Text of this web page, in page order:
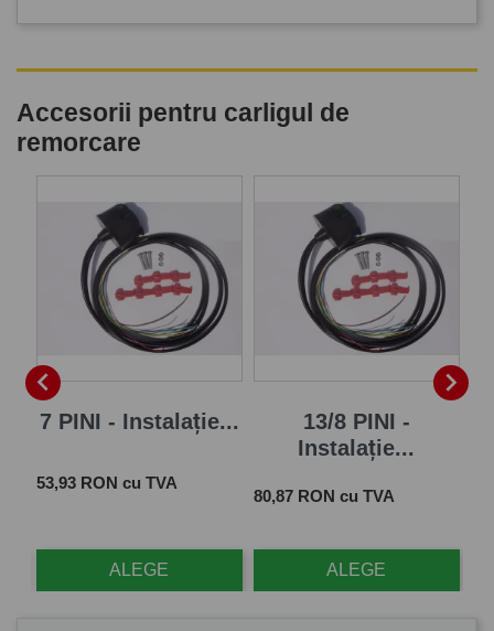
Accesorii pentru carligul de
remorcare

7 PINI - Instalație...
Pret
53,93 RON cu TVA
ALEGE
13/8 PINI -
Instalație...
Pret
80,87 RON cu TVA
ALEGE
